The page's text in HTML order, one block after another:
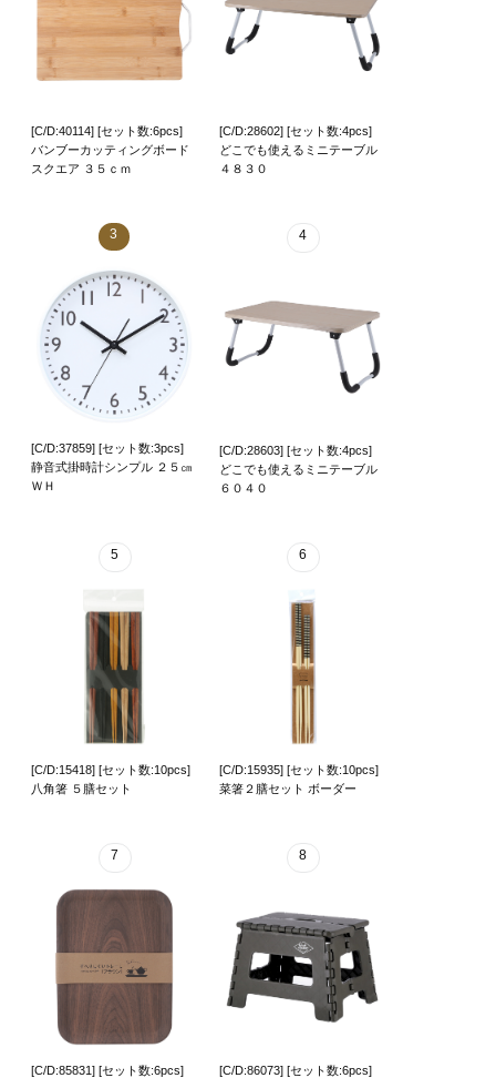
[C/D:40114] [セット数:6pcs]
バンブーカッティングボード
スクエア ３５ｃｍ
[C/D:28602] [セット数:4pcs]
どこでも使えるミニテーブル
４８３０
3
[C/D:37859] [セット数:3pcs]
静音式掛時計シンプル ２５㎝
ＷＨ
4
[C/D:28603] [セット数:4pcs]
どこでも使えるミニテーブル
６０４０
5
[C/D:15418] [セット数:10pcs]
八角箸 ５膳セット
6
[C/D:15935] [セット数:10pcs]
菜箸２膳セット ボーダー
7
[C/D:85831] [セット数:6pcs]
8
[C/D:86073] [セット数:6pcs]